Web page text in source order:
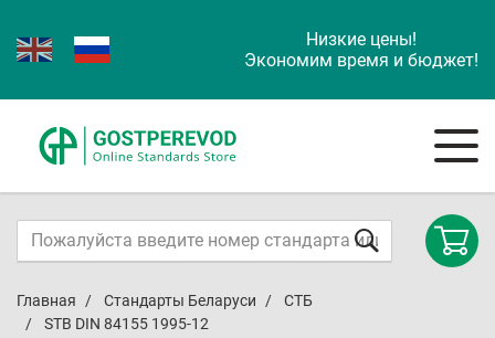
Низкие цены!
Экономим время и бюджет!
Главная Стандарты Беларуси
СТБ
STB DIN 84155 1995-12